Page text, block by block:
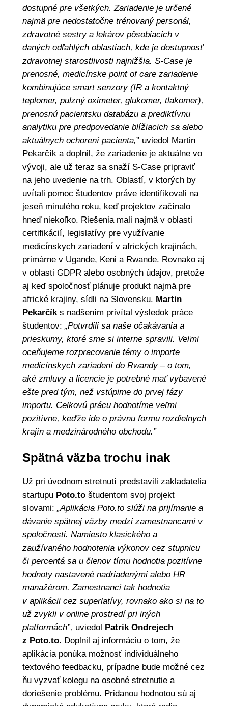
dostupné pre všetkých. Zariadenie je určené
najmä pre nedostatočne trénovaný personál,
zdravotné sestry a lekárov pôsobiacich v
daných odľahlých oblastiach, kde je dostupnosť
zdravotnej starostlivosti najnižšia. S-Case je
prenosné, medicínske point of care zariadenie
kombinujúce smart senzory (IR a kontaktný
teplomer, pulzný oximeter, glukomer, tlakomer),
prenosnú pacientsku databázu a prediktívnu
analytiku pre predpovedanie blížiacich sa alebo
aktuálnych ochorení pacienta,” uviedol Martin
Pekarčík a doplnil, že zariadenie je aktuálne vo
vývoji, ale už teraz sa snaží S-Case pripraviť
na jeho uvedenie na trh. Oblastí, v ktorých by
uvítali pomoc študentov práve identifikovali na
jeseň minulého roku, keď projektov začínalo
hneď niekoľko. Riešenia mali najmä v oblasti
certifikácií, legislatívy pre využívanie
medicínskych zariadení v afrických krajinách,
primárne v Ugande, Keni a Rwande. Rovnako aj
v oblasti GDPR alebo osobných údajov, pretože
aj keď spoločnosť plánuje produkt najmä pre
africké krajiny, sídli na Slovensku. Martin
Pekarčíks nadšením privítal výsledok práce
študentov: „Potvrdili sa naše očakávania a
prieskumy, ktoré sme si interne spravili. Veľmi
oceňujeme rozpracovanie témy o importe
medicínskych zariadení do Rwandy – o tom,
aké zmluvy a licencie je potrebné mať vybavené
ešte pred tým, než vstúpime do prvej fázy
importu. Celkovú prácu hodnotíme veľmi
pozitívne, keďže ide o právnu formu rozdielnych
krajín a medzinárodného obchodu.”
Spätná väzba trochu inak
Už pri úvodnom stretnutí predstavili zakladatelia
startupu Poto.toštudentom svoj projekt
slovami: „Aplikácia Poto.to slúži na prijímanie a
dávanie spätnej väzby medzi zamestnancami v
spoločnosti. Namiesto klasického a
zaužívaného hodnotenia výkonov cez stupnicu
či percentá sa u členov tímu hodnotia pozitívne
hodnoty nastavené nadriadenými alebo HR
manažérom. Zamestnanci tak hodnotia
v aplikácii cez superlatívy, rovnako ako si na to
už zvykli v online prostredí pri iných
platformách”, uviedol Patrik Ondrejech
z Poto.to. Doplnil aj informáciu o tom, že
aplikácia ponúka možnosť individuálneho
textového feedbacku, prípadne bude možné cez
ňu vyzvať kolegu na osobné stretnutie a
doriešenie problému. Pridanou hodnotou sú aj